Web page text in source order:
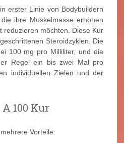
erster Linie von Bodybuildern
ihre Muskelmasse erhöhen
reduzieren möchten. Diese Kur
Steroidzyklen. Die
100 mg pro Milliliter, und die
Regel ein bis zwei Mal pro
individuellen Zielen und der
100 Kur
Vorteile: